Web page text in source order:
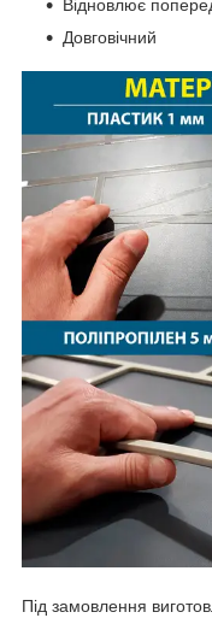
Відновлює
Довговічний
Під замовлення